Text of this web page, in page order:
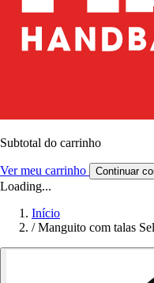
Subtotal do carrinho
Ver meu carrinho Continuar
Loading...
Início
/ Manguito com talas